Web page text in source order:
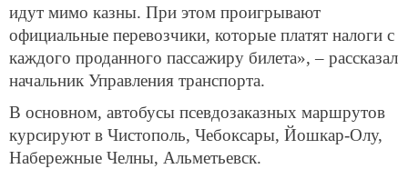
идут мимо казны. При этом проигрывают
официальные перевозчики, которые платят налоги с
каждого проданного пассажиру билета», – рассказал
начальник Управления транспорта.
В основном, автобусы псевдозаказных маршрутов
курсируют в Чистополь, Чебоксары, Йошкар-Олу,
Набережные Челны, Альметьевск.